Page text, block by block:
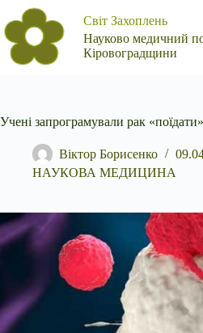
Перейти
до
вмісту
Світ Захоплень
Науково медичний
Кіровоградщини
Учені запрограмували рак
Віктор Борисенко
НАУКОВА МЕДИЦИНА